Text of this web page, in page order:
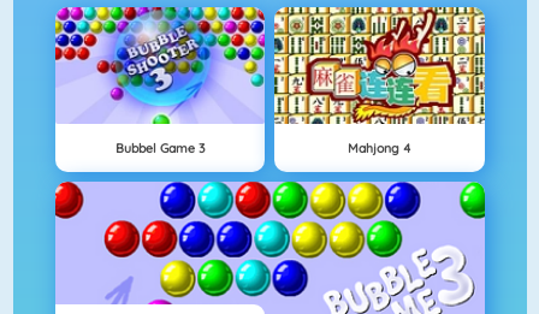
Bubbel Game 3 Mahjong 4